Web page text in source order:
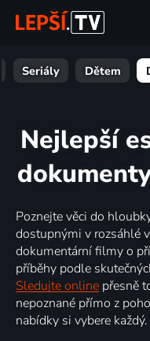
Seriály Dětem
Nejlepší
Poznejte věci do
dostupnými v rozsáhlé
dokumentární filmy o
příběhy podle
Sledujte online přesně
nepoznané přímo z
nabídky si vybere každý.